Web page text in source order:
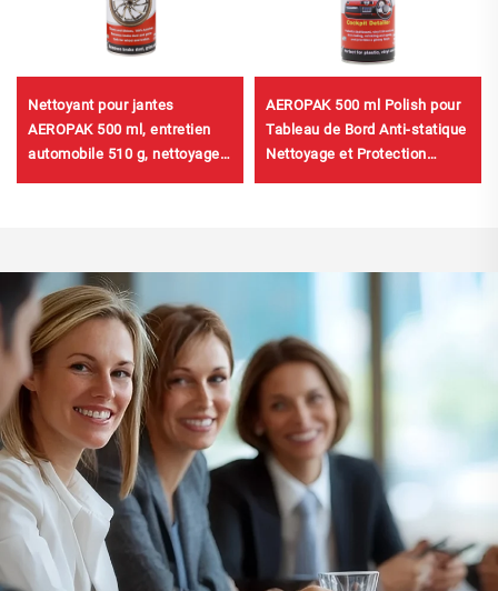
Nettoyant pour jantes
AEROPAK 500 ml, entretien
automobile 510 g, nettoyage
AEROPAK 500 ml Polish pour
Tableau de Bord Anti-statique
Nettoyage et Protection